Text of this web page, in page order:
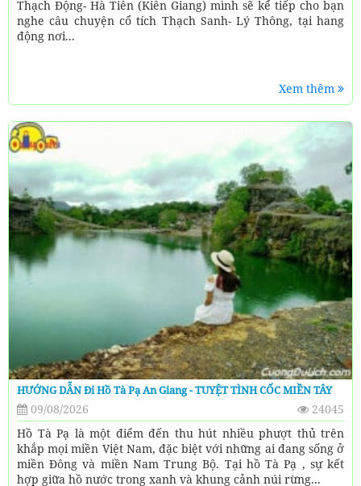
Thạch Động- Hà Tiên (Kiên Giang) mình sẽ kể tiếp cho bạn
nghe câu chuyện cổ tích Thạch Sanh- Lý Thông, tại hang
động nơi...
Xem thêm
HƯỚNG DẪN Đi Hồ Tà Pạ An Giang - TUYỆT TÌNH CỐC MIỀN TÂY
09/08/2026
24045
Hồ Tà Pạ là một điểm đến thu hút nhiều phượt thủ trên
khắp mọi miền Việt Nam, đặc biệt với những ai đang sống ở
miền Đông và miền Nam Trung Bộ. Tại hồ Tà Pạ , sự kết
hợp giữa hồ nước trong xanh và khung cảnh núi rừng...